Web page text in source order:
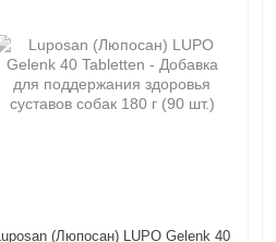
Luposan (Люпосан) LUPO Gelenk 40